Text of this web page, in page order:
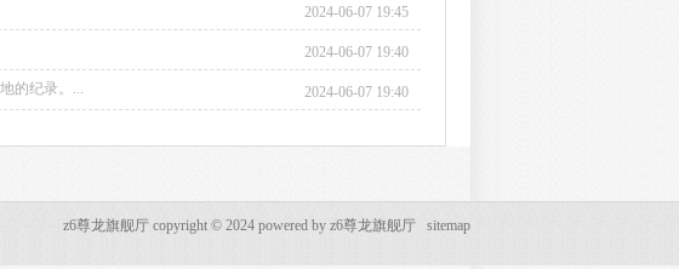
2024-06-07 19:45
2024-06-07 19:40
2024-06-07 19:40
的纪录。...
z6尊龙旗舰厅 copyright © 2024 powered by z6尊龙旗舰厅 sitemap